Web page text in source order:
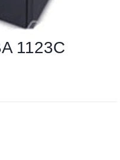
1123C